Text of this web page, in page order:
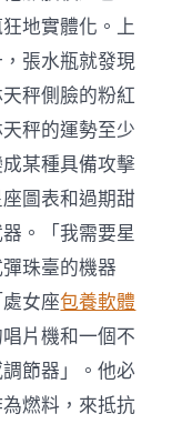
地實體化。上
張水瓶就發現
秤側臉的粉紅
秤的運勢至少
某種具備攻擊
圖表和過期甜
。「我需要星
珠臺的機器
女座包養軟體
片機和一個不
節器」。他必
燃料，來抵抗